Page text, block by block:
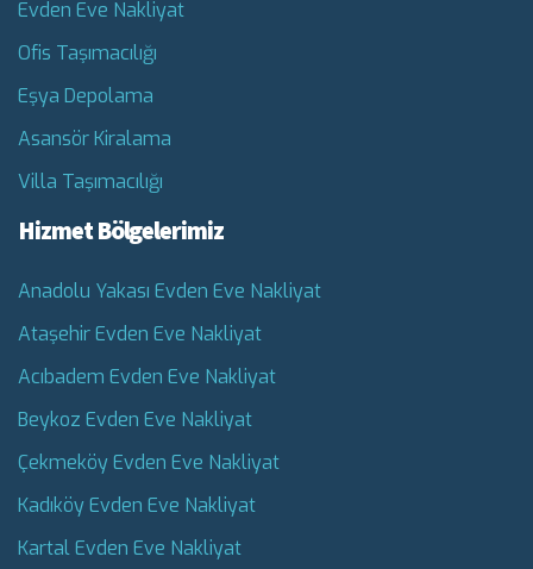
Evden Eve Nakliyat
Ofis Taşımacılığı
Eşya Depolama
Asansör Kiralama
Villa Taşımacılığı
Hizmet Bölgelerimiz
Anadolu Yakası Evden Eve Nakliyat
Ataşehir Evden Eve Nakliyat
Acıbadem Evden Eve Nakliyat
Beykoz Evden Eve Nakliyat
Çekmeköy Evden Eve Nakliyat
Kadıköy Evden Eve Nakliyat
Kartal Evden Eve Nakliyat